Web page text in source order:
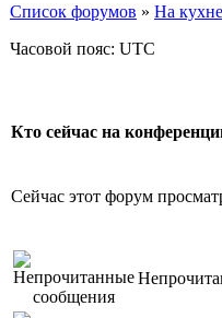
Список форумов » На кухне
Часовой пояс: UTC
Кто сейчас на
Сейчас этот форум